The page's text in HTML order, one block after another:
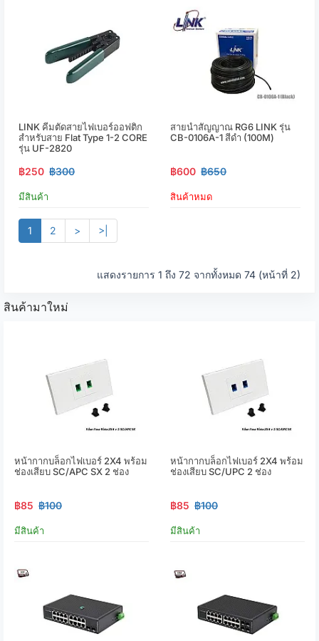
LINK คีมตัดสายไฟเบอร์ออฟติก
สำหรับสาย Flat Type 1-2 CORE
รุ่น UF-2820
฿250 ฿300
มีสินค้า
สายนำสัญญาณ RG6 LINK รุ่น
CB-0106A-1 สีดำ (100M)
฿600 ฿650
สินค้าหมด
1 2 > >|
แสดงรายการ 1 ถึง 72 จากทั้งหมด 74 (หน้าที่ 2)
สินค้ามาใหม่
หน้ากากบล็อกไฟเบอร์ 2X4 พร้อม
ช่องเสียบ SC/APC SX 2 ช่อง
฿85 ฿100
มีสินค้า
หน้ากากบล็อกไฟเบอร์ 2X4 พร้อม
ช่องเสียบ SC/UPC 2 ช่อง
฿85 ฿100
มีสินค้า